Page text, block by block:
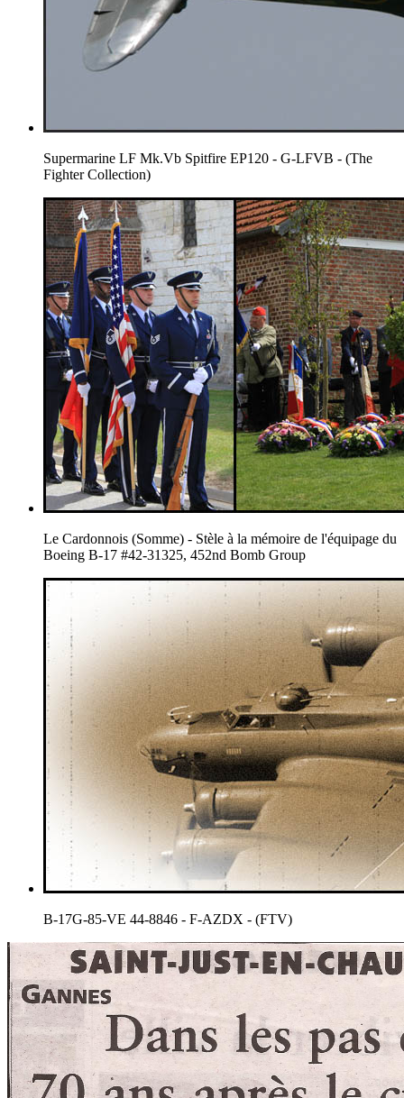
Supermarine LF Mk.Vb Spitfire EP120 - G-LFVB - (The
Fighter Collection)
Le Cardonnois (Somme) - Stèle à la mémoire de l'équipage du
Boeing B-17 #42-31325, 452nd Bomb Group
B-17G-85-VE 44-8846 - F-AZDX - (FTV)